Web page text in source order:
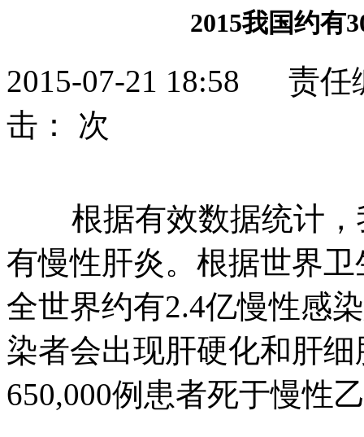
2015我国约有
2015-07-21 18:58 责
击： 次
根据有效数据统计，
有慢性肝炎。根据世界
全世界约有2.4亿慢性感
染者会出现肝硬化和肝
650,000例患者死于慢性